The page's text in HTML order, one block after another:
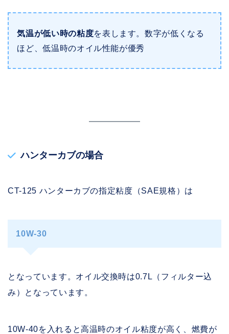
気温が低い時の粘度を表します。数字が低くなる
ほど、低温時のオイル性能が優秀
ハンターカブの場合
CT-125 ハンターカブの指定粘度（SAE規格）は
10W-30
となっています。オイル交換時は0.7L（フィルター込
み）となっています。
10W-40を入れると高温時のオイル粘度が高く、燃費が